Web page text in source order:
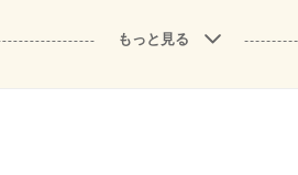
もっと見る